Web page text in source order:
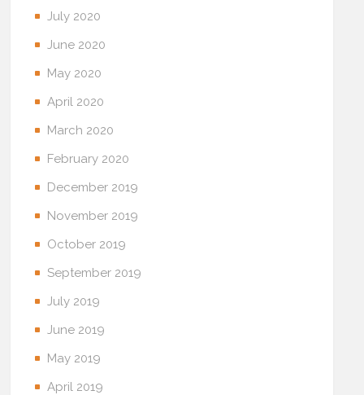
July 2020
June 2020
May 2020
April 2020
March 2020
February 2020
December 2019
November 2019
October 2019
September 2019
July 2019
June 2019
May 2019
April 2019